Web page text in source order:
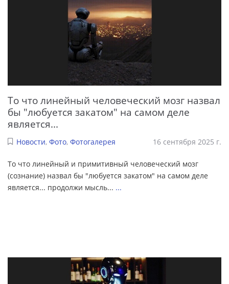
То что линейный человеческий мозг назвал
бы "любуется закатом" на самом деле
является...
Новости, Фото, Фотогалерея 16 сентября 2025 г.
То что линейный и примитивный человеческий мозг
(сознание) назвал бы "любуется закатом" на самом деле
является... продолжи мысль... ...